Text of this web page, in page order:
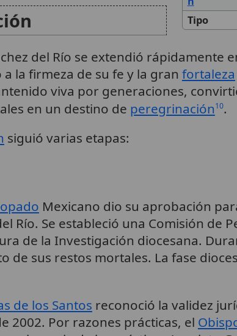
Tipo
del Río se extendió rápidamente
la firmeza de su fe y la gran fortaleza
viva por generaciones,
en un destino de peregrinación10.
siguió varias etapas:
Mexicano dio su aprobación
Río. Se estableció una Comisión de
de la Investigación diocesana.
de sus restos mortales. La fase
de los Santos reconoció la validez
2002. Por razones prácticas, el